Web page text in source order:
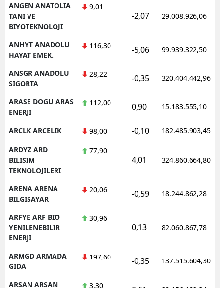
ANGEN ANATOLIA
TANI VE
BIYOTEKNOLOJI
9,01
-2,07 29.008.926,06
ANHYT ANADOLU
HAYAT EMEK.
116,30 -5,06 99.939.322,50
ANSGR ANADOLU
SIGORTA
28,22 -0,35 320.404.442,96
ARASE DOGU ARAS
ENERJI
112,00 0,90 15.183.555,10
ARCLK ARCELIK 98,00 -0,10 182.485.903,45
ARDYZ ARD
BILISIM
TEKNOLOJILERI
77,90
4,01 324.860.664,80
ARENA ARENA
BILGISAYAR
20,06 -0,59 18.244.862,28
ARFYE ARF BIO
YENILENEBILIR
ENERJI
30,96
0,13 82.060.867,78
ARMGD ARMADA
GIDA
197,60 -0,35 137.515.604,30
ARSAN ARSAN
3,30